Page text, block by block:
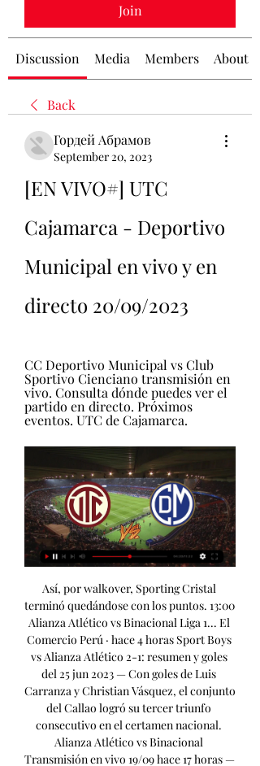
Join
Discussion Media Members About
Back
Гордей Абрамов
September 20, 2023
[EN VIVO#] UTC
Cajamarca - Deportivo
Municipal en vivo y en
directo 20/09/2023
CC Deportivo Municipal vs Club
Sportivo Cienciano transmisión en
vivo. Consulta dónde puedes ver el
partido en directo. Próximos
eventos. UTC de Cajamarca.
Así, por walkover, Sporting Cristal terminó quedándose con los puntos. 13:00 Alianza Atlético vs Binacional Liga 1... El Comercio Perú · hace 4 horas Sport Boys vs Alianza Atlético 2-1: resumen y goles del 25 jun 2023 — Con goles de Luis Carranza y Christian Vásquez, el conjunto del Callao logró su tercer triunfo consecutivo en el certamen nacional. Alianza Atlético vs Binacional Transmisión en vivo 19/09 hace 17 horas — Mira en línea la transmisión en vivo del partido Alianza Atlético vs Binacional Fútbol el 19 Septiembre 2023 18:00 gratis en Scores24. 

live! EN VIVO-]!! ] Ver Binacional contra Cienciano en vivo t | home hace 3 días — Alianza Lima 0-1 Binacional: resumen y gol del partido 19 jun)) Melgar-Alianza Atlético transmisión en dire hace 20 horas — Alianza Atlético... Su mal inicio de temporada los complicó. Y los tres últimos puestos que perderá la categoría. ¿Quién ganará la Liga 1 2023? Por el momento, el principal candidato para campeón de la Liga 1 2023 es Alianza Lima. Los ‘íntimos’ ganaron el Torneo Apertura y encabezan la tabla acumulada. Así, se estarían asegurando su clasificación directa al play-off final. Cómo quedó Alianza Lima vs Binacional en Matute por 29 may 2023 — Los de Guillermo Salas se impusieron de local frente al 'poderoso del sur' y se quedaron con el primer certamen del año. Sport Boys vs. Alianza Lima: ¿En qué canales se podrá ver 16 jul 2023 — 13:00 horas: Atlético Grau vs Deportivo Binacional. 

· Play off título. Los 6 clasificados chocan entre sí. Los cuatro primeros irán a semifinales y los ganadores jugarán la final por el título. Partidos de hoy En vivo, martes 19 de septiembre: horarios y 1:51Además, puedes seguir en tiempo real los distintos resultados de la jornada futbolística. Liga 1. [[fútbol>>>>]***] Alianza Atlético Binacional Transmisión en(04. 20:00. Deportivo Binacional. Position 14. Academia Cantolao. Position 15. 22:20. Melgar. Position 4. 01. (... · Play off por el descenso. 

Un marcador que pudo ser más amplio incluso, considerando que Cristal afrontaba una crisis interna. Fixture Liga 1 Femenina La liga de fútbol femenino peruana se juega desde 1996. [[fútbol>>>>]***] Alianza Atlético Binacional Transmisión en hace 11 horas — [fútbol>>>>]***] Alianza Atlético Binacional Transmisión en vivo 19 setiembre 2023 (04. ) 22:20. Alianza Atlético. Position 17. Hoy. 20:00. EN VIVO Alianza Atletico vs. Binacional chocarán por la hace 2 horas — La transmisión de este partido estará a cargo de Liga 1 MAX y también se podrá ver vía streaming por DIRECTV GO y Claro TV. 

Los ocho clubes se dividen en dos grupos. Juegan todos contra todos y los coleros de cada grupo perderán la categoría. ¿Quién ganará la Liga 1 Femenina? Alianza Lima es el gran favorito al título. Y su rival en la final podría ser directamente el ganador del Torneo Clausura. Sporting Cristal se perfila como gran favorito, además es otro de los que lidera en la tabla acumulada. 

El año pasado se terminó esa suerte de racha. En el Torneo Clausura se verán las caras en la tercera fecha, probablemente en la quincena de julio. En caso sean distintos ganadores, sí se disputarían los play off. Estos también incluyen a los dos equipos con mejor puntaje acumulado en la tabla Liga 1. Entre los cuatro se arman las llaves de semifinales. Los vencedores jugarán la gran final por el título Liga 1 2023. 

3. UTC Cajamarca. Sporting Cristal. 8. 175. 467. César Alianza Atlético. 15, 75. Yorleys Mena. César Vallejo. Golperu. pe – Sitio web del futbol peruano Clausura · Germán Alemanno: “Universitario y Alianza Lima tienen los planteles más grandes” (VIDEO) · Torneo Clausura: Deportivo Municipal cayó por 0-3 ante... Ahora los ‘cremas’ deberán devolverles la visita en Matute, por la quinta jornada del Torneo Clausura. LIGA | Tabla de Posiciones Binacional. 

Transmisión: Liga 1 Max (Directv y Cable Best) y Liga 1 Play. Estadio Nacional. 15:00 horas... Alianza Atlético de Sullana - - Deportivo Binacional en vivo Alianza Atlético de Sullana Deportivo Binacional marcadores en directo (y ver en vivo gratis video streaming en directo) comienza el 19 sept 2023 a las... 468. 

Partido Fecha 3 Copa Peru Cajamarca | By PALCO VIP Noticias 37:36tenido que ganar ha sido el club deportivo UTC quien a el. Juvenil UTC quien vivo y en directo desde ehh la fan page de Palco Pal quien les lleva acá a ...Facebook · PALCO VIP Noticias · 12 sept 2022

En caso el ganador de uno de los dos torneos ocupe los dos mejores puestos del acumulado, pasará directo a la final. Ten en cuenta que la tabla acumulada suma los puntajes del Apertura y Clausura. Sirve para determinar a los restantes clasificados a Copa Libertadores. También para definir los cuatro cupos para la Copa Sudamericana. Hasta el 11 de junio deberán disputarse 19 fechas. Incluso antes podría conocer al ganador del Torneo Apertura. 

El minuto a... Patriotas vs Orsomarso online | Solutions Lab hace 2 horas — [DEPORTE!! ]>>>]] En Directo: Patriotas vs Orsomarso online 19 septiembre 2023 Las mejores cuotas y pronósticos para tus Apuestas Deportivas... Alianza Atlético será Gol Perú,... Universitario vs. Binacional, en vivo aquí: ver transmisión 20 mar 2022 — Universitario vs. Binacional EN VIVO EN DIRECTO ONLINE se enfrentan este domingo 20 de marzo por la jornada 7 de la Liga 1 2022. Fútbol en vivo Perú | Partidos de Hoy por TV en vivo. 

1. 0. 2. 4. 230. 468. César Vallejo. ¿Cómo quedó Alianza Atlético vs Deportivo Binacional?... 1 Betsson 2023. Haz clic aquí para revisar el horario oficial del encuentro, canales de transmisión, goles, resultados en vivo, noticias, videos y más! Alianza Lima vs. Alianza Atlético de Sullana: Sigue este Ambos disputaron el encuentro anterior ante Binacional, partido que acabó 2 Transmisión EN VIVO - Alianza vs. 

UTC Cajamarca Deportivo Municipal estadísticas Municipal tuvieron 4 enfrentamientos directos en los últimos 3 años en todas Widgets de resultados en vivo gratis para Webmasters. © 2012-2023 Academia ...

El primer puesto del certamen se clasificará automáticamente al play off por el título nacional. También se adjudicará un cupo para la próxima Copa Libertadores. Fixture Liga 1: Torneo Clausura El fixture del Clausura si seguirá el orden establecido para la alterada programación del torneo anterior. Binacional derrotó 2-0 a Alianza Atlético por la Liga 1 2022 La República La República 5 sept 2022 — 5 sept 2022 Alianza Atlético EN VIVO? En territorio peruano, la señal encargada de transmitir el partido Binacional vs. Pronóstico Alianza Atlético vs Deportivo Binacional 2023 hace 1 día — Vote para ver los resultados. 1 1. 95. 

Al igual que su equipo masculino, las ‘íntimas’ son las vigentes bicampeonas de Liga 1 Femenina (sus primeras conquistas en la competición). El club más ganador es Universitario, con 9 títulos; el último en 2019. Ahora tienen el objetivo de cortar una sequía de casi 10 años sin títulos. Comenzará el Clausura con una durísima visita al Cienciano, en la altura cusqueña. Este será el fixture Liga 1 del Clausura para Universitario: Alianza Lima Arequipa Tarma Piura Fixture Liga 1 Sporting Cristal Ha sido el mejor equipo de la última década. Sporting Cristal conquistó los títulos en años pares desde 2012 hasta 2020, cinco en total. 

Deportivo Municipal Reserves vs UTC Cajamarca ¿Buscando comparar estadísticas de H2H en ambos equipos? Aquí, puede encontrar su partido en vivo, aguas, probabilidades, alineaciones, clasificaciones, h2h, ...

[RESUMEN Y GOLES] Alianza Atlético 2-0 Deportivo 15 abr 2022 — ¿Dónde VER Alianza Atlético vs. Deportivo Binacional EN VIVO? En territorio peruano, la señal encargada de transmitir el partido Alianza... [[DIRECTO TV>>>>]=] Ver ADT Sport Huancayo en vivo hace 3 días — Cómo y dónde ver Sport Huancayo-Binacional online 3 La transmisión podrá seguirse por Liga 1 MAX en TV y vía streaming a través de VER EN... Como local es prácticamente invencible, y en este Clausura jugará varios partidos en Lima: # Rival Ciudad 1 Atlético Grau Lima 2 Deportivo Municipal 3 Sporting Cristal 4 Sport Boys 5 Universitario 6 César Vallejo Trujillo 7 UTC 8 Cusco FC Cusco 9 Sport Huancayo 10 Cienciano 11 Alianza Atlético 12 Cantolao 13 Unión Comercio 14 Descansa 15 Carlos Manucci 16 Melgar 17 Binacional Juliaca 18 ADT 19 Deportivo Garcilaso Fixture Liga 1 Universitario Los ‘cremas’ mejoraron a partir de la llegada del técnico Jorge Fossati, quien los metió en la pelea por el Apertura. 

Partidos EN VIVO hoy en Perú Mañana martes, 19/09/2023. Liga 1 Betsson. 13:00. Alianza Atlético Alianza Atlético, Binacional. LIGA | Tabla de Posiciones Binacional. 230. En la primera fase se enfrentarán todos contra todos. Al finalizar las 13 jornadas del fixture Liga 1 2023, los seis primeros clasificados jugarán los play off por el título. Y los ocho restantes los play off por el descenso. 

[Ver en línea>>] En Directo: Deportes Quindío contra Llanero hace 8 horas — vivo gratis 10/09/202 hace 3 días — Cúcuta Deportivo. [118]​ 5-0 Municipal Fanatiz (Regístrate ahora) 15:00 UTC Cajamarca Sport Boys A.

(((DIRECTO TV**))) Ver Deportes Quindío Llaneros en vivo 19/ hace 8 horas — Municipal Fanatiz (Regístrate ahora) 15:00 UTC Cajamarca Sport Boys A. Fanatiz (Regístrate ahora) Liga Pro Ecuador 19:00 Gualaceo Deportivo ...

[[[STREAMING]]! ] Ver Alianza Atlético-Binacional en vivo tra5 sept 2022 — Venezuela: Perú Mágico. ¿Dónde VER Binacional vs. Alianza Atlético EN VIVO? En territorio peruano, la señal encargada de transmitir el partido... Ojo, para Alianza sería su quinto partido consecutivo en la capital. Alianza Lima vs Sporting Cristal Debieron chocar en la jornada inaugural del Apertura, pero los conflictos por derechos de televisación impidieron la presentación de Alianza Lima. 

A. Este 2023 tendremos la oportunidad de disfrutar dos clásicos peruanos. Y de ser posible alguno más, en caso Alianza y la ‘U’ coincidan en los play off. Alianza Lima vs Universitario: ¿cuándo se juega el clásico peruano? Es el cotejo más importante del